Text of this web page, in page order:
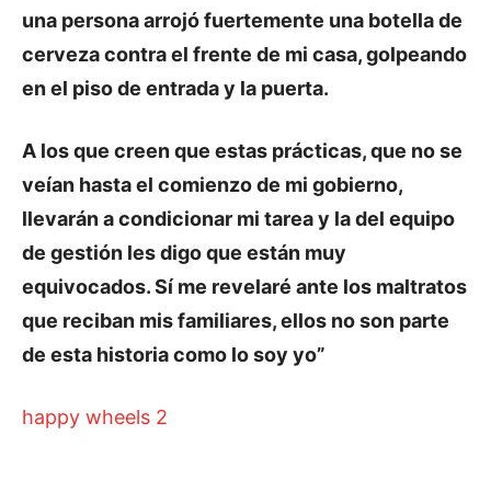
una persona arrojó fuertemente una botella de
cerveza contra el frente de mi casa, golpeando
en el piso de entrada y la puerta.
A los que creen que estas prácticas, que no se
veían hasta el comienzo de mi gobierno,
llevarán a condicionar mi tarea y la del equipo
de gestión les digo que están muy
equivocados. Sí me revelaré ante los maltratos
que reciban mis familiares, ellos no son parte
de esta historia como lo soy yo”
happy wheels 2